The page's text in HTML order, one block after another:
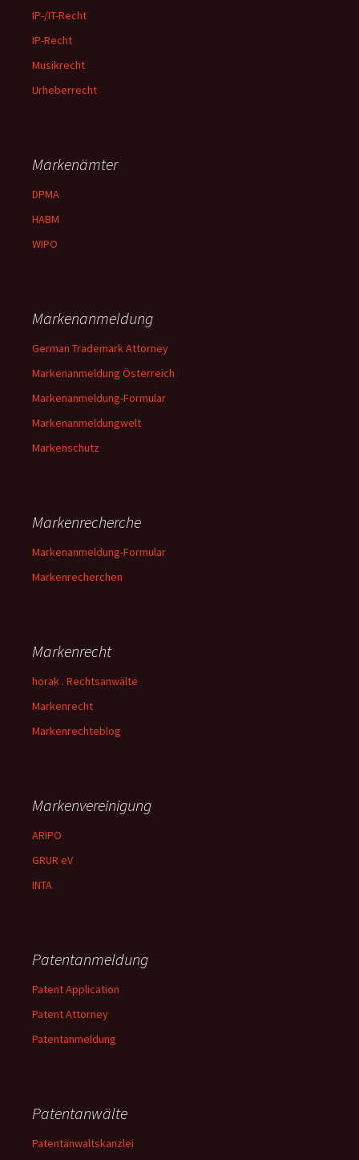
IP-/IT-Recht
IP-Recht
Musikrecht
Urheberrecht
Markenämter
DPMA
HABM
WIPO
Markenanmeldung
German Trademark Attorney
Markenanmeldung Österreich
Markenanmeldung-Formular
Markenanmeldungwelt
Markenschutz
Markenrecherche
Markenanmeldung-Formular
Markenrecherchen
Markenrecht
horak . Rechtsanwälte
Markenrecht
Markenrechteblog
Markenvereinigung
ARIPO
GRUR eV
INTA
Patentanmeldung
Patent Application
Patent Attorney
Patentanmeldung
Patentanwälte
Patentanwaltskanzlei